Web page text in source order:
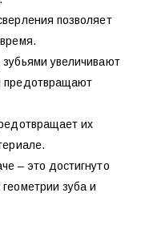
позволяет
увеличивают
предотвращают
их
– это достигнуто
зуба и